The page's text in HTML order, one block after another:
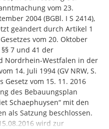
vom 23.
2004 (BGBl. I S 2414),
geändert durch Artikel 1
vom 20. Oktober
§§ 7 und 41 der
Nordrhein-Westfalen in der
14. Juli 1994 (GV NRW, S.
vom 15. 11. 2016
des Bebauungsplan
Schaephuysen“ mit den
als Satzung beschlossen.
wird zur